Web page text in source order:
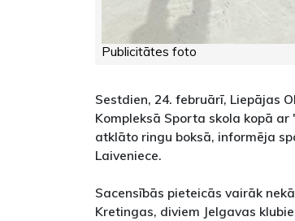
Publicitātes foto
Sestdien, 24. februārī, Liepājas
Kompleksā Sporta skola kopā
atklāto ringu boksā, informēja
Laiveniece.
Sacensībās pieteicās vairāk
Kretingas, diviem Jelgavas